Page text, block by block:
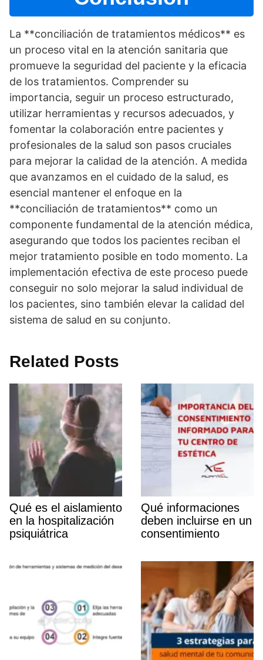
La **conciliación de tratamientos médicos** es
un proceso vital en la atención sanitaria que
promueve la seguridad del paciente y la eficacia
de los tratamientos. Comprender su
importancia, seguir un proceso estructurado,
utilizar herramientas y recursos adecuados, y
fomentar la colaboración entre pacientes y
profesionales de la salud son pasos cruciales
para mejorar la calidad de la atención. A medida
que avanzamos en el cuidado de la salud, es
esencial mantener el enfoque en la
**conciliación de tratamientos** como un
componente fundamental de la atención médica,
asegurando que todos los pacientes reciban el
mejor tratamiento posible en todo momento. La
implementación efectiva de este proceso puede
conseguir no solo mejorar la salud individual de
los pacientes, sino también elevar la calidad del
sistema de salud en su conjunto.
Related Posts
Qué es el aislamiento
en la hospitalización
psiquiátrica
Qué informaciones
deben incluirse en un
consentimiento